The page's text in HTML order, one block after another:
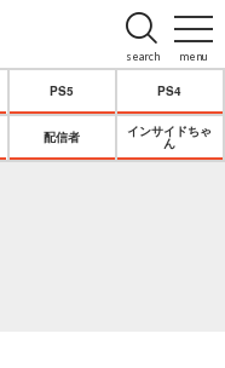
menu
search
PS5 PS4
配信者
インサイドちゃ
ん